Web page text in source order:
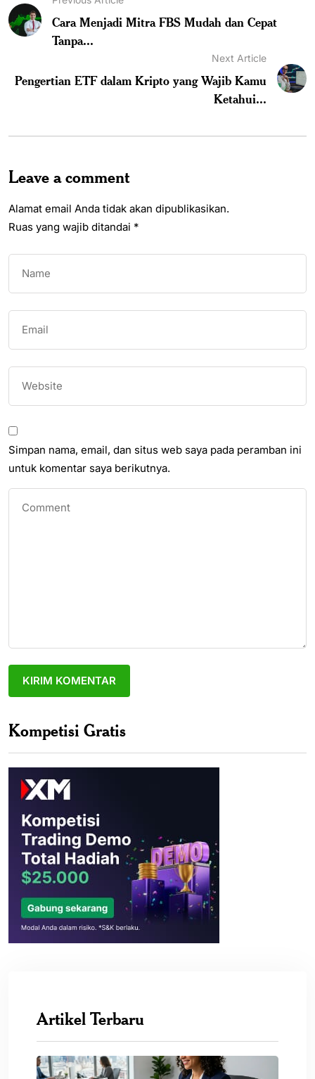
Cara Menjadi Mitra FBS Mudah dan Cepat
Tanpa...
Next Article
Pengertian ETF dalam Kripto yang Wajib Kamu
Ketahui...
Leave a comment
Alamat email Anda tidak akan dipublikasikan.
Ruas yang wajib ditandai *
Simpan nama, email, dan situs web saya pada peramban ini
untuk komentar saya berikutnya.
Kompetisi Gratis
Artikel Terbaru